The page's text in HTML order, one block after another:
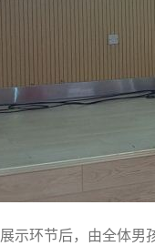
环节后，由全体男